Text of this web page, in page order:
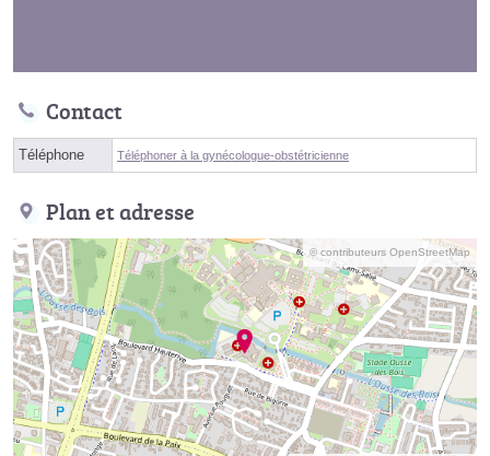
Contact
Téléphone Téléphoner à la gynécologue-obstétricienne
Plan et adresse
© contributeurs OpenStreetMap